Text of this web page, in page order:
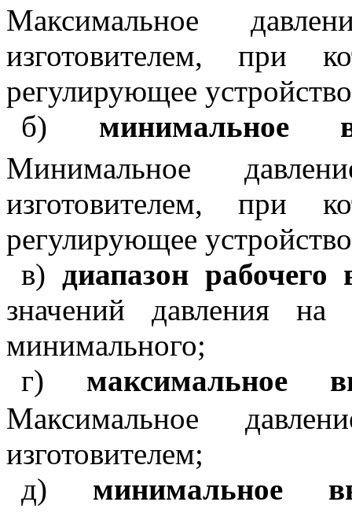
Максимальное
изготовителем, при
регулирующее
б) минимальное
Минимальное
изготовителем, при
регулирующее
в) диапазон
значений давления
минимального;
г) максимальное
Максимальное
изготовителем;
д) минимальное